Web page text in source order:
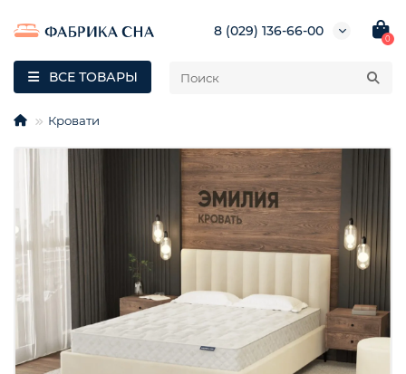
8 (029) 136-66-00
0
ВСЕ ТОВАРЫ
Кровати